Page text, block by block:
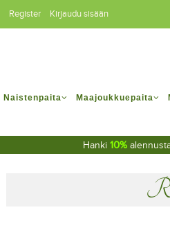
Register Kirjaudu sisään
Naistenpaita Maajoukkuepaita
Hanki 10%